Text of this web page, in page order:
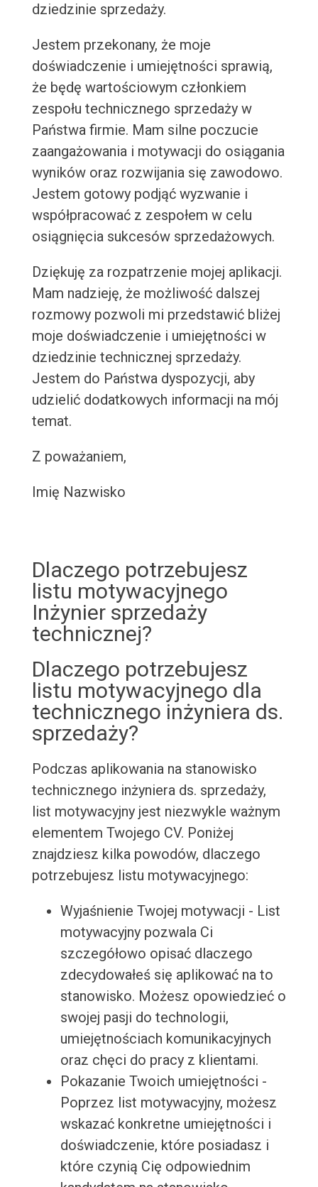
dziedzinie sprzedaży.
Jestem przekonany, że moje
doświadczenie i umiejętności sprawią,
że będę wartościowym członkiem
zespołu technicznego sprzedaży w
Państwa firmie. Mam silne poczucie
zaangażowania i motywacji do osiągania
wyników oraz rozwijania się zawodowo.
Jestem gotowy podjąć wyzwanie i
współpracować z zespołem w celu
osiągnięcia sukcesów sprzedażowych.
Dziękuję za rozpatrzenie mojej aplikacji.
Mam nadzieję, że możliwość dalszej
rozmowy pozwoli mi przedstawić bliżej
moje doświadczenie i umiejętności w
dziedzinie technicznej sprzedaży.
Jestem do Państwa dyspozycji, aby
udzielić dodatkowych informacji na mój
temat.
Z poważaniem,
Imię Nazwisko
Dlaczego potrzebujesz
listu motywacyjnego
Inżynier sprzedaży
technicznej?
Dlaczego potrzebujesz
listu motywacyjnego dla
technicznego inżyniera ds.
sprzedaży?
Podczas aplikowania na stanowisko
technicznego inżyniera ds. sprzedaży,
list motywacyjny jest niezwykle ważnym
elementem Twojego CV. Poniżej
znajdziesz kilka powodów, dlaczego
potrzebujesz listu motywacyjnego:
Wyjaśnienie Twojej motywacji - List
motywacyjny pozwala Ci
szczegółowo opisać dlaczego
zdecydowałeś się aplikować na to
stanowisko. Możesz opowiedzieć o
swojej pasji do technologii,
umiejętnościach komunikacyjnych
oraz chęci do pracy z klientami.
Pokazanie Twoich umiejętności -
Poprzez list motywacyjny, możesz
wskazać konkretne umiejętności i
doświadczenie, które posiadasz i
które czynią Cię odpowiednim